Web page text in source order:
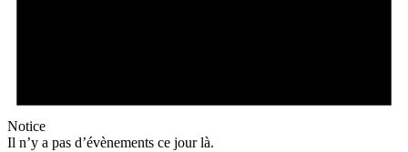
Notice
Il n’y a pas d’évènements ce jour là.